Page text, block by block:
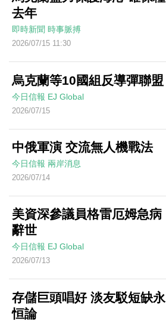
去年
即時新聞 時事脈搏
2026/07/15 11:30
烏克蘭等10國組反導彈聯盟
今日信報 EJ Global
2026/07/15
中俄軍演 交流無人機戰法
今日信報 兩岸消息
2026/07/14
美資深參議員格雷厄姆急病
辭世
今日信報 EJ Global
2026/07/13
存儲巨頭唱好 淡友駁短缺永
恒論